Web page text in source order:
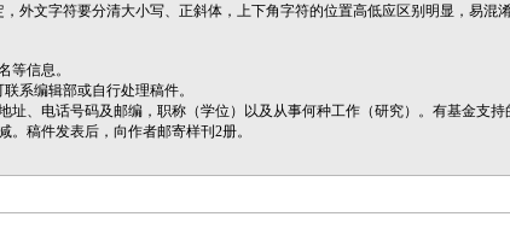
外文字符要分清大小写、正斜体，上下角字符的位置高低应区别明显，易混
等信息。
系编辑部或自行处理稿件。
、电话号码及邮编，职称（学位）以及从事何种工作（研究）。有基金支持
稿件发表后，向作者邮寄样刊2册。